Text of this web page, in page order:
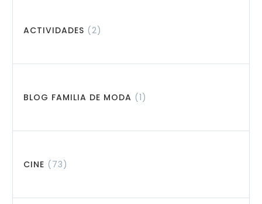
ACTIVIDADES (2)
BLOG FAMILIA DE MODA (1)
CINE (73)